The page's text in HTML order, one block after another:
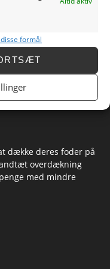
formål
moeten afwachten
hangt af van de
blijft het droog?
dække deres foder på
overdækning
med mindre